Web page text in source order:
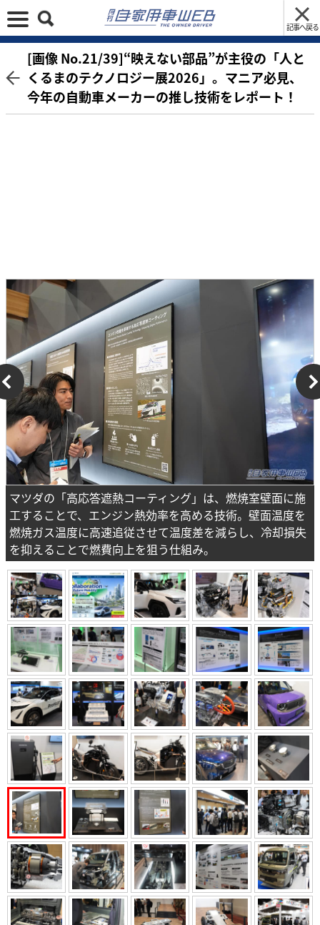
記事へ戻る
[画像 No.21/39]“映えない部品”が主役の「人と
くるまのテクノロジー展2026」。マニア必見、
今年の自動車メーカーの推し技術をレポート！
マツダの「高応答遮熱コーティング」は、燃焼室壁面に施
工することで、エンジン熱効率を高める技術。壁面温度を
燃焼ガス温度に高速追従させて温度差を減らし、冷却損失
を抑えることで燃費向上を狙う仕組み。